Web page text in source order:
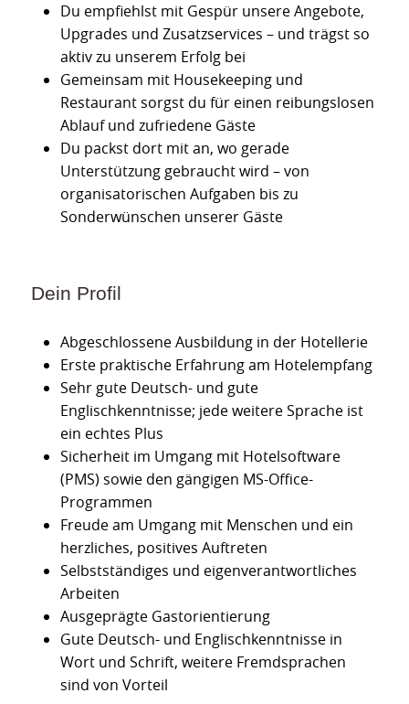
Du empfiehlst mit Gespür unsere Angebote,
Upgrades und Zusatzservices – und trägst so
aktiv zu unserem Erfolg bei
Gemeinsam mit Housekeeping und
Restaurant sorgst du für einen reibungslosen
Ablauf und zufriedene Gäste
Du packst dort mit an, wo gerade
Unterstützung gebraucht wird – von
organisatorischen Aufgaben bis zu
Sonderwünschen unserer Gäste
Dein Profil
Abgeschlossene Ausbildung in der Hotellerie
Erste praktische Erfahrung am Hotelempfang
Sehr gute Deutsch- und gute
Englischkenntnisse; jede weitere Sprache ist
ein echtes Plus
Sicherheit im Umgang mit Hotelsoftware
(PMS) sowie den gängigen MS-Office-
Programmen
Freude am Umgang mit Menschen und ein
herzliches, positives Auftreten
Selbstständiges und eigenverantwortliches
Arbeiten
Ausgeprägte Gastorientierung
Gute Deutsch- und Englischkenntnisse in
Wort und Schrift, weitere Fremdsprachen
sind von Vorteil